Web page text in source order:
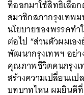
ที่ออกมาใช้สิทธิเลือ
สมาชิกสภากรุงเทพม
นโยบายของพรรคท
ต่อไป “ส่วนตัวผมเอ
พัฒนากรุงเทพฯ อย่า
คุณภาพชีวิตคนกรุงเ
สร้างความเปลี่ยนแป
บทบาทไหน ผมยินดี